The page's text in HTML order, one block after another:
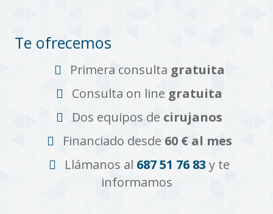
Te ofrecemos
Primera consulta gratuita
Consulta on line gratuita
Dos equipos de cirujanos
Financiado desde 60 € al mes
Llámanos al 687 51 76 83 y te
informamos